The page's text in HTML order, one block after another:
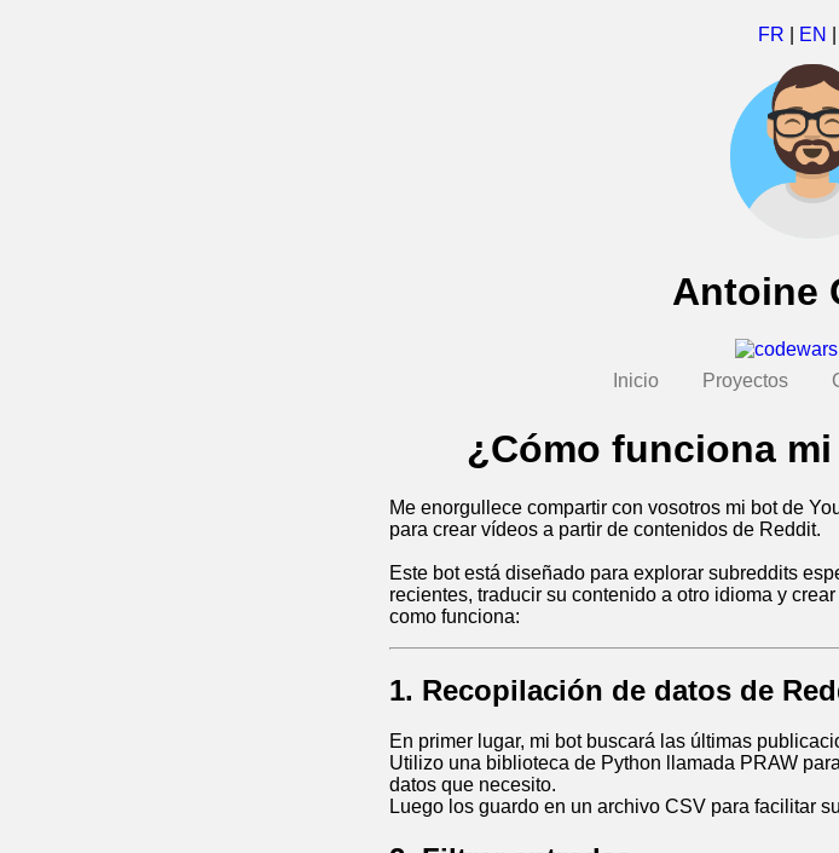
FR EN
Antoine
Inicio Proyectos
¿Cómo funciona
Me enorgullece compartir con vosotros mi bot de
para crear vídeos a partir de contenidos de Reddit.
Este bot está diseñado para explorar subreddits
recientes, traducir su contenido a otro idioma y
como funciona:
1. Recopilación de datos de
En primer lugar, mi bot buscará las últimas
Utilizo una biblioteca de Python llamada PRAW
datos que necesito.
Luego los guardo en un archivo CSV para facilitar